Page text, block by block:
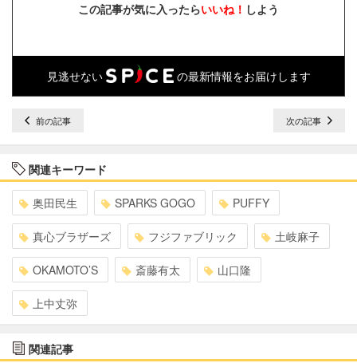
この記事が気に入ったらいいね！ しよう
見逃せない の最新情報をお届けします
前の記事 次の記事
関連キーワード
奥田民生 SPARKS GOGO PUFFY
真心ブラザーズ フジファブリック 土岐麻子
OKAMOTO’S 斎藤有太 山口隆
上中丈弥
関連記事